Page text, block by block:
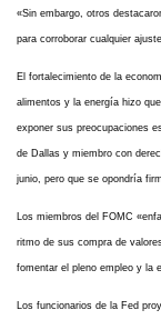
«Sin embargo, otros
para corroborar cualquier
El fortalecimiento de la
alimentos y la energía hizo
exponer sus preocupaciones
de Dallas y miembro con
junio, pero que se opondría
Los miembros del FOMC
ritmo de sus compra de
fomentar el pleno empleo y la
Los funcionarios de la Fed